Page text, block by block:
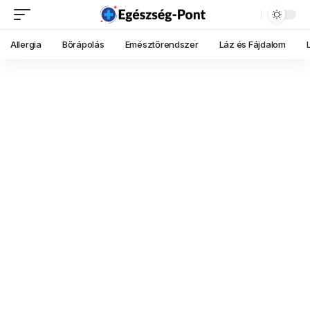
Allergia Bőrápolás Emésztőrendszer Láz és Fájdalom